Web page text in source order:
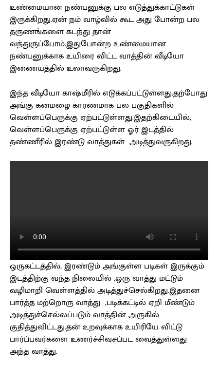
உண்மையான நண்பனுக்கு பல எடுத்துக்காட்டுகள்
இருக்கிறது.ஏன் நம் வாழ்வில் கூட அது போன்ற பல
தருணங்களை கடந்து தான்
வந்துருப்போம்.இதுபோன்ற உண்மையான
நண்பனுக்காக உயிரை விட்ட வாத்தின் வீடியோ
இணையத்தில் உலாவருகிறது.
இந்த வீடியோ காஷ்மீரில் எடுக்கப்பட்டுள்ளது.தற்போது
அங்கு கனமழை காரணமாக பல பகுதிகளில்
வெள்ளப்பெருக்கு ஏற்பட்டுள்ளது.இதற்கிடையில்,
வெள்ளப்பெருக்கு ஏற்பட்டுள்ள ஓர் இடத்தில்
தண்ணீரில் இரண்டு வாத்துகள் அடித்துவருகிறது.
ஒருகட்டத்தில், இரண்டும் அங்குள்ள படிகள் இருக்கும்
இடத்திற்கு வந்த நிலையில் ,ஒரு வாத்து மட்டும்
வழிமாறி வெள்ளத்தில் அடித்துச்செல்கிறது.இதனை
பார்த்த மற்றொரு வாத்து ,படிக்கட்டில் ஏறி மீண்டும்
அடித்துச்செல்லப்படும் வாத்தின் அருகில்
குதித்துவிட்டது.தன் உறவுக்காக உயிரியே விட்டு
பார்ப்பவர்களை உணர்ச்சிவசப்பட வைத்துள்ளது
அந்த வாத்து.